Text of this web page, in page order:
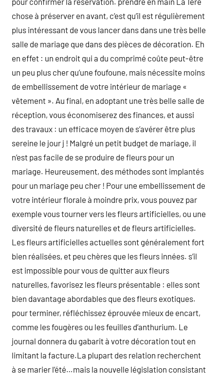
chose à préserver en avant, c’est qu’il est régulièrement
plus intéressant de vous lancer dans dans une très belle
salle de mariage que dans des pièces de décoration. Eh
en effet : un endroit qui a du comprimé coûte peut-être
un peu plus cher qu’une foufoune, mais nécessite moins
de embellissement de votre intérieur de mariage «
vêtement ». Au final, en adoptant une très belle salle de
réception, vous économiserez des finances, et aussi
des travaux : un efficace moyen de s’avérer être plus
sereine le jour j ! Malgré un petit budget de mariage, il
n’est pas facile de se produire de fleurs pour un
mariage. Heureusement, des méthodes sont implantés
pour un mariage peu cher ! Pour une embellissement de
votre intérieur florale à moindre prix, vous pouvez par
exemple vous tourner vers les fleurs artificielles, ou une
diversité de fleurs naturelles et de fleurs artificielles.
Les fleurs artificielles actuelles sont généralement fort
bien réalisées, et peu chères que les fleurs innées. s’il
est impossible pour vous de quitter aux fleurs
naturelles, favorisez les fleurs présentable : elles sont
bien davantage abordables que des fleurs exotiques.
pour terminer, réfléchissez éprouvée mieux de encart,
comme les fougères ou les feuilles d’anthurium. Le
journal donnera du gabarit à votre décoration tout en
limitant la facture.La plupart des relation recherchent
à se marier l’été…mais la nouvelle législation consistant